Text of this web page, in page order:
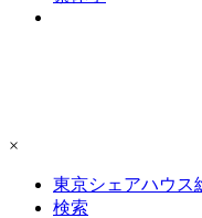
×
東京シェアハウス
検索